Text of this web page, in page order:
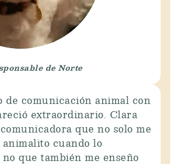
de Norte
de comunicación animal con
extraordinario. Clara
que no solo me
cuando lo
que también me enseño